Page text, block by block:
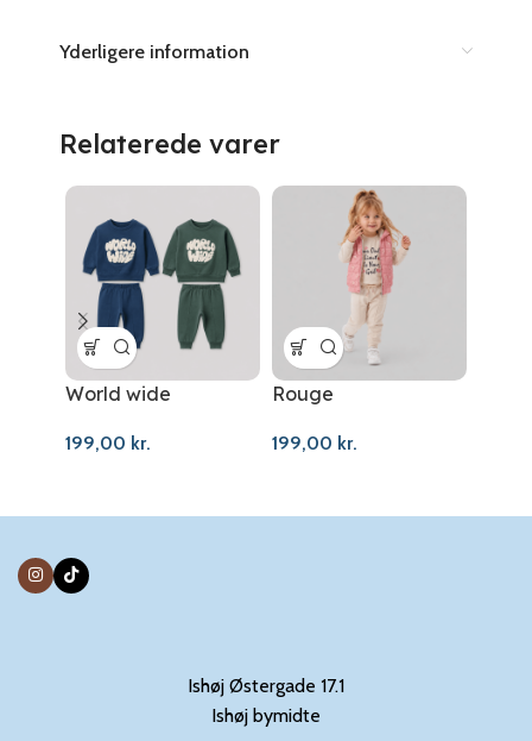
Yderligere information
Relaterede varer
World wide
199,00 kr.
Rouge
199,00 kr.
Ishøj Østergade 17.1
Ishøj bymidte